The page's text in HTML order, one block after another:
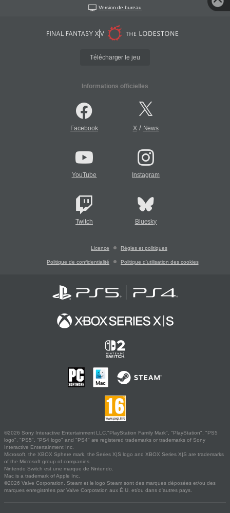
Version de bureau
Télécharger le jeu
Informations officielles
Facebook X/ News
YouTube Instagram
Twitch Bluesky
Licence Règles et politiques
Politique de confidentialité Politique d'utilisation des cookies
©2026 Sony Interactive Entertainment LLC."PlayStation Family Mark", "PlayStation", "PS5
logo", "PS5", "PS4 logo" and "PS4" are registered trademarks or trademarks of Sony
Interactive Entertainment Inc.
Microsoft, the XBOX Sphere mark, the Series X|S logo and XBOX Series X|S are trademarks
of the Microsoft group of companies.
Nintendo Switch est une marque de Nintendo.
Mac is a trademark of Apple Inc.
©2026 Valve Corporation. Steam et le logo Steam sont des marques déposées et/ou des
marques enregistrées par Valve Corporation aux É.U. et/ou dans d'autres pays.